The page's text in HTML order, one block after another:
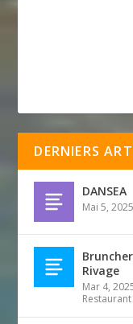
DERNIERS
DANSEA
Mai 5, 2025
Rivage
Mar 4,
Restaurant